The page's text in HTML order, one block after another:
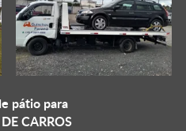
pátio para
CARROS